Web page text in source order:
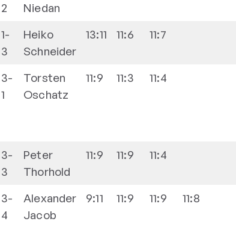
2
Niedan
1-
3
Heiko
Schneider
13:11 11:6 11:7
3-
1
Torsten
Oschatz
11:9 11:3 11:4
3-
3
Peter
Thorhold
11:9 11:9 11:4
3-
4
Alexander
Jacob
9:11 11:9 11:9 11:8